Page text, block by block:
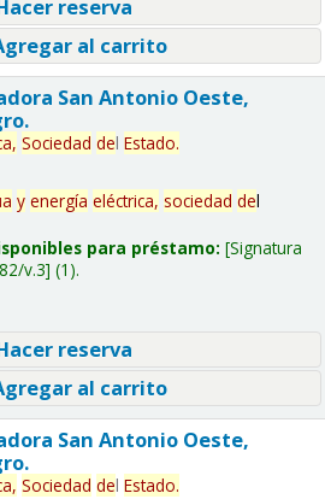
reserva
al carrito
San Antonio Oeste,
Sociedad del Estado.
y energía eléctrica, sociedad del
para préstamo: Signatura
v.3 (1).
reserva
al carrito
San Antonio Oeste,
Sociedad del Estado.